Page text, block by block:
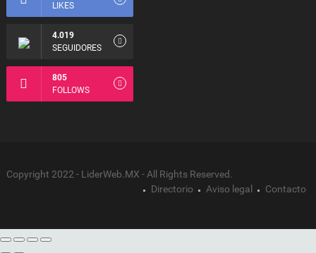
LIKES
4.019
SEGUIDORES
805
FOLLOWS
Copyright 2022 - LiderWeb.MX - All Rights Reserved.
Directorio
Aviso legal Contacto